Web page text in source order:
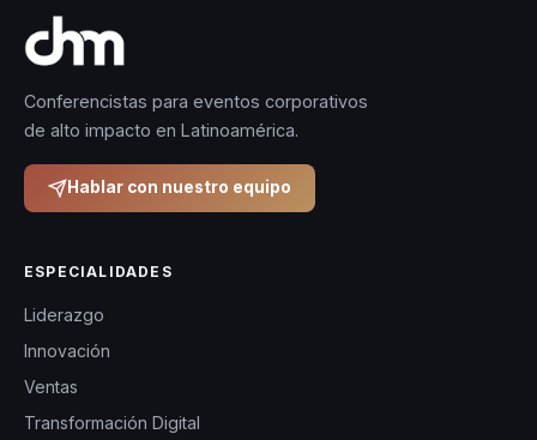
Conferencistas para eventos corporativos
de alto impacto en Latinoamérica.
Hablar con nuestro equipo
ESPECIALIDADES
Liderazgo
Innovación
Ventas
Transformación Digital